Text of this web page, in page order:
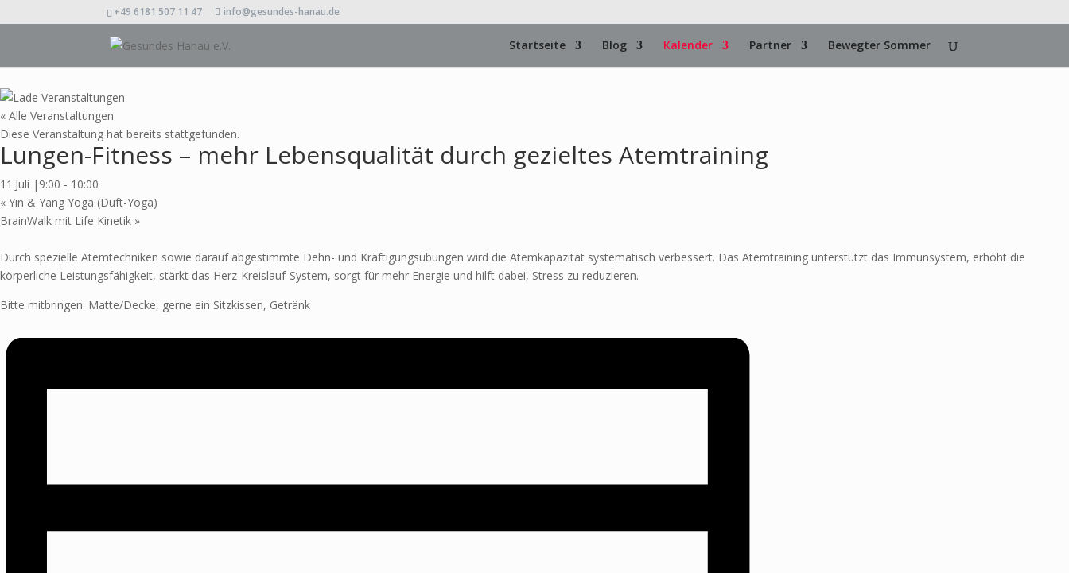
+49 6181 507 11 47 info@gesundes-hanau.de
Startseite Blog Kalender Partner Bewegter Sommer
« Alle Veranstaltungen
Diese Veranstaltung hat bereits stattgefunden.
Lungen-Fitness – mehr Lebensqualität durch gezieltes Atemtraining
11.Juli |9:00 - 10:00
« Yin & Yang Yoga (Duft-Yoga)
BrainWalk mit Life Kinetik »
Durch spezielle Atemtechniken sowie darauf abgestimmte Dehn- und Kräftigungsübungen wird die Atemkapazität systematisch verbessert. Das Atemtraining unterstützt das Immunsystem, erhöht die
körperliche Leistungsfähigkeit, stärkt das Herz-Kreislauf-System, sorgt für mehr Energie und hilft dabei, Stress zu reduzieren.
Bitte mitbringen: Matte/Decke, gerne ein Sitzkissen, Getränk